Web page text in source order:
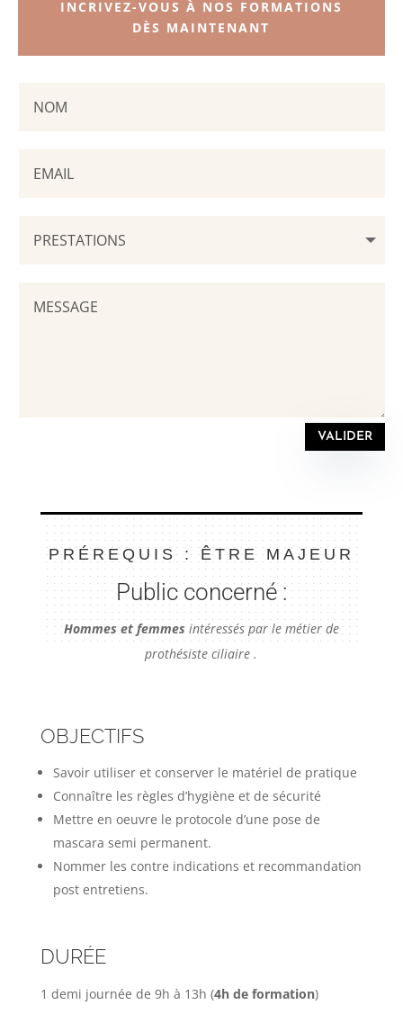
INCRIVEZ-VOUS À NOS FORMATIONS
DÈS MAINTENANT
VALIDER
PRÉREQUIS : ÊTRE MAJEUR
Public concerné :
Hommes et femmesintéressés par le métier de
prothésiste ciliaire .
OBJECTIFS
Savoir utiliser et conserver le matériel de pratique
Connaître les règles d’hygiène et de sécurité
Mettre en oeuvre le protocole d’une pose de
mascara semi permanent.
Nommer les contre indications et recommandation
post entretiens.
DURÉE
1 demi journée de 9h à 13h (4h de formation)